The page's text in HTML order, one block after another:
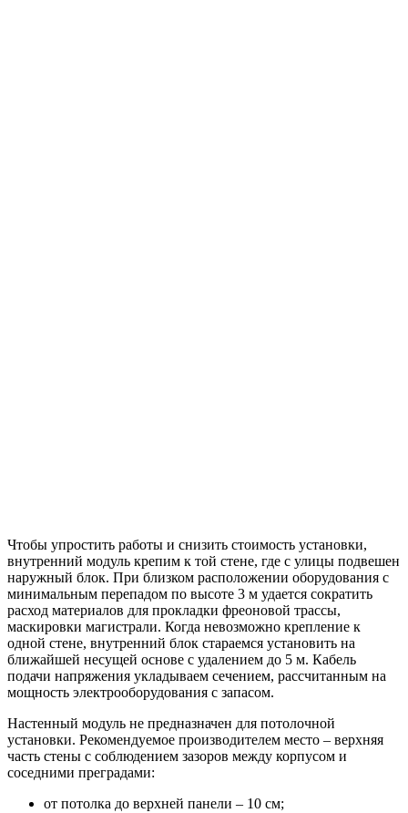
Чтобы упростить работы и снизить стоимость установки,
внутренний модуль крепим к той стене, где с улицы подвешен
наружный блок. При близком расположении оборудования с
минимальным перепадом по высоте 3 м удается сократить
расход материалов для прокладки фреоновой трассы,
маскировки магистрали. Когда невозможно крепление к
одной стене, внутренний блок стараемся установить на
ближайшей несущей основе с удалением до 5 м. Кабель
подачи напряжения укладываем сечением, рассчитанным на
мощность электрооборудования с запасом.
Настенный модуль не предназначен для потолочной
установки. Рекомендуемое производителем место – верхняя
часть стены с соблюдением зазоров между корпусом и
соседними преградами:
от потолка до верхней панели – 10 см;